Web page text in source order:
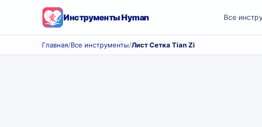
Инструменты Hyman Все
Главная/Все инструменты/Лист Сетка Tian Zi